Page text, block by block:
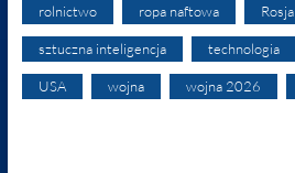
rolnictwo ropa naftowa Rosja
sztuczna inteligencja technologia
USA wojna wojna 2026